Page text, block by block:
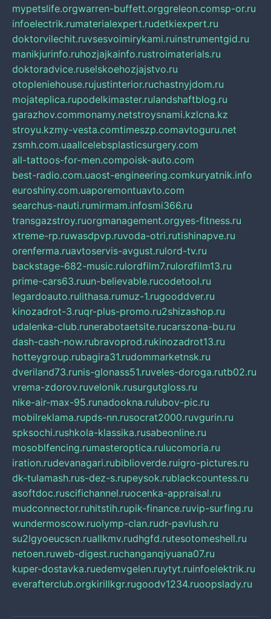
mypetslife.orgwarren-buffett.orggreleon.comsp-or.ru
infoelectrik.rumaterialexpert.rudetkiexpert.ru
doktorvilechit.ruvsesvoimirykami.ruinstrumentgid.ru
manikjurinfo.ruhozjajkainfo.rustroimaterials.ru
doktoradvice.ruselskoehozjajstvo.ru
otopleniehouse.rujustinterior.ruchastnyjdom.ru
mojateplica.rupodelkimaster.rulandshaftblog.ru
garazhov.commonamy.netstroysnami.kzlcna.kz
stroyu.kzmy-vesta.comtimeszp.comavtoguru.net
zsmh.com.uaallcelebsplasticsurgery.com
all-tattoos-for-men.compoisk-auto.com
best-radio.com.uaost-engineering.comkuryatnik.info
euroshiny.com.uaporemontuavto.com
searchus-nauti.rumirmam.infosmi366.ru
transgazstroy.ruorgmanagement.orgyes-fitness.ru
xtreme-rp.ruwasdpvp.ruvoda-otri.rutishinapve.ru
orenferma.ruavtoservis-avgust.rulord-tv.ru
backstage-682-music.rulordfilm7.rulordfilm13.ru
prime-cars63.ruun-believable.rucodetool.ru
legardoauto.rulithasa.rumuz-1.rugooddver.ru
kinozadrot-3.ruqr-plus-promo.ru2shizashop.ru
udalenka-club.runerabotaetsite.rucarszona-bu.ru
dash-cash-now.rubravoprod.rukinozadrot13.ru
hotteygroup.rubagira31.rudommarketnsk.ru
dveriland73.runis-glonass51.ruveles-doroga.rutb02.ru
vrema-zdorov.ruvelonik.rusurgutgloss.ru
nike-air-max-95.runadookna.rulubov-pic.ru
mobilreklama.rupds-nn.rusocrat2000.ruvgurin.ru
spksochi.rushkola-klassika.rusabeonline.ru
mosoblfencing.rumasteroptica.rulucomoria.ru
iration.rudevanagari.rubiblioverde.ruigro-pictures.ru
dk-tulamash.rus-dez-s.rupeysok.rublackcountess.ru
asoftdoc.ruscifichannel.ruocenka-appraisal.ru
mudconnector.ruhitstih.rupik-finance.ruvip-surfing.ru
wundermoscow.ruolymp-clan.rudr-pavlush.ru
su2lgyoeucscn.ruallkmv.rudhgfd.rutesotomeshell.ru
netoen.ruweb-digest.ruchanganqiyuana07.ru
kuper-dostavka.ruedemvgelen.ruytyt.ruinfoelektrik.ru
everafterclub.orgkirillkgr.rugoodv1234.ruoopslady.ru